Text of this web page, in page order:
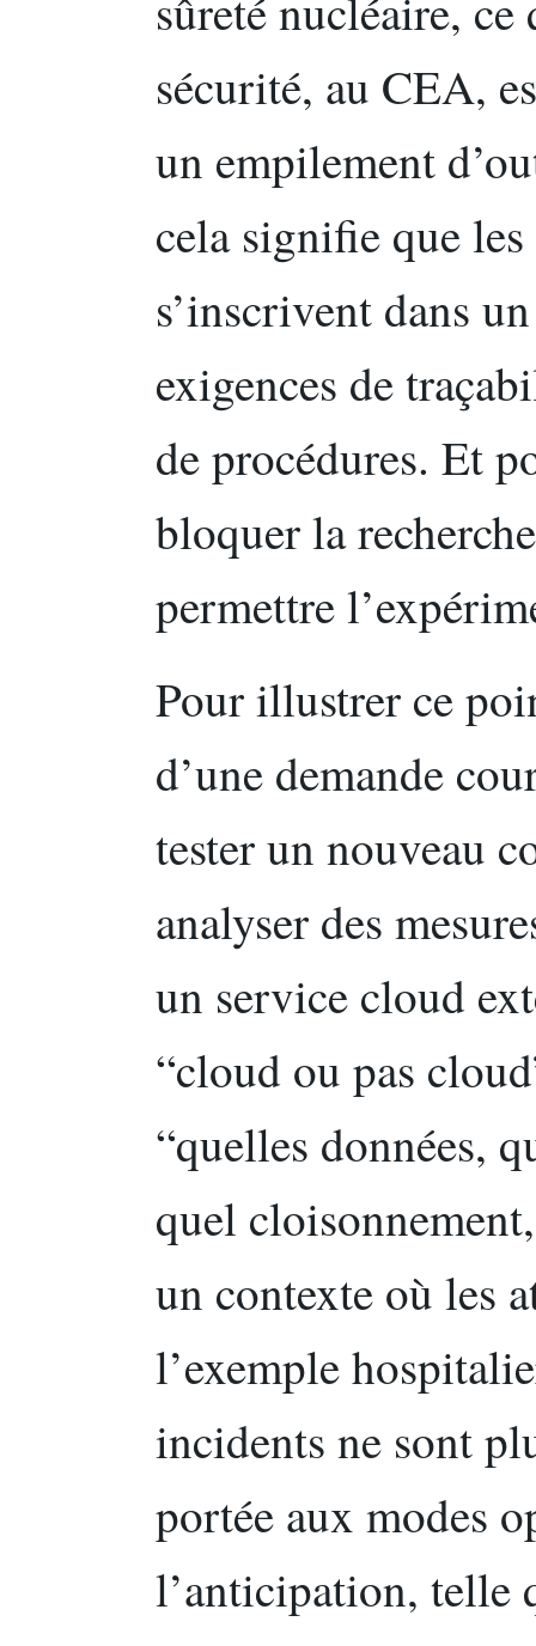
sécurité, au CEA,
un empilement
cela signifie que
s’inscrivent dans
exigences de
de procédures. Et
bloquer la
permettre
Pour illustrer ce
d’une demande
tester un nouveau
analyser des
un service cloud
“cloud ou pas
“quelles données,
quel
un contexte où les
l’exemple
incidents ne sont
portée aux modes
l’anticipation, telle